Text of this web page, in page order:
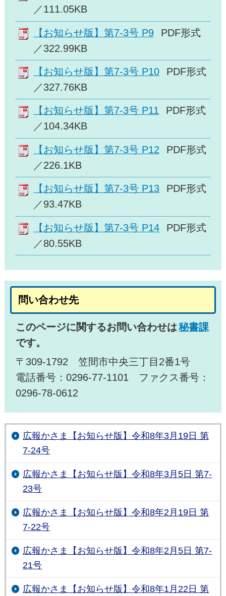
／111.05KB
【お知らせ版】第7-3号 P9
PDF形式
／322.99KB
【お知らせ版】第7-3号 P10
PDF形式
／327.76KB
【お知らせ版】第7-3号 P11
PDF形式
／104.34KB
【お知らせ版】第7-3号 P12
PDF形式
／226.1KB
【お知らせ版】第7-3号 P13
PDF形式
／93.47KB
【お知らせ版】第7-3号 P14
PDF形式
／80.55KB
問い合わせ先
このページに関するお問い合わせは秘書課
です。
〒309-1792 笠間市中央三丁目2番1号
電話番号：0296-77-1101 ファクス番号：
0296-78-0612
広報かさま【お知らせ版】令和8年3月19日 第
7-24号
広報かさま【お知らせ版】令和8年3月5日 第7-
23号
広報かさま【お知らせ版】令和8年2月19日 第
7-22号
広報かさま【お知らせ版】令和8年2月5日 第7-
21号
広報かさま【お知らせ版】令和8年1月22日 第